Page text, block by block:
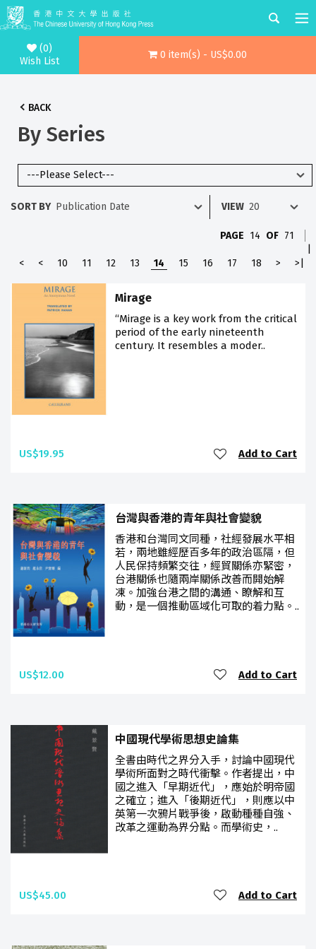
(0)
Wish List
0 item(s) - US$0.00
BACK
By Series
SORT BY VIEW
PAGE 14 OF 71
<
< 10 11 12 13 14 15 16 17 18 > >|
Mirage
“Mirage is a key work from the critical
period of the early nineteenth
century. It resembles a moder..
US$19.95 Add to Cart
台灣與香港的青年與社會變貌
香港和台灣同文同種，社經發展水平相
若，兩地雖經歷百多年的政治區隔，但
人民保持頻繁交往，經貿關係亦緊密，
台港關係也隨兩岸關係改善而開始解
凍。加強台港之間的溝通、瞭解和互
動，是一個推動區域化可取的着力點。..
US$12.00 Add to Cart
中國現代學術思想史論集
全書由時代之界分入手，討論中國現代
學術所面對之時代衝擊。作者提出，中
國之進入「早期近代」，應始於明帝國
之確立；進入「後期近代」，則應以中
英第一次鴉片戰爭後，啟動種種自強、
改革之運動為界分點。而學術史，..
US$45.00 Add to Cart